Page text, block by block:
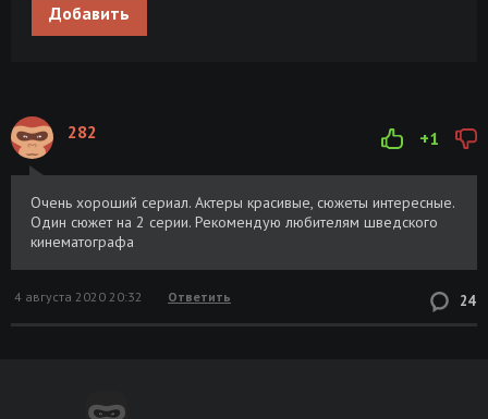
Добавить
+1
282
Очень хороший сериал. Актеры красивые, сюжеты интересные.
Один сюжет на 2 серии. Рекомендую любителям шведского
кинематографа
24
4 августа 2020 20:32 Ответить